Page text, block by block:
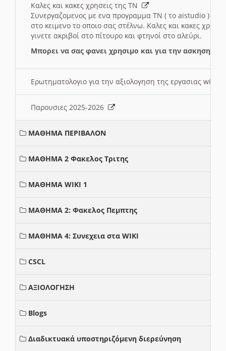
Καλες και κακες χρησεις της ΤΝ
Συνεργαζομενος με ενα προγραμμα ΤΝ ( το aistudio ) και
στο κειμενο το οποιο σας στέλνω. Καλες και κακες
γινετε ακριβοί στο πίτουρο και φτηνοί στο αλεύρι.
Μπορει να σας φανει χρησιμο και για την ασκηση
Ερωτηματολογιο για την αξιολογηση της εργασιας wiki
Παρουσιες 2025-2026
ΜΑΘΗΜΑ ΠΕΡΙΒΑΛΟΝ
ΜΑΘΗΜΑ 2 Φακελος Τριτης
ΜΑΘΗΜΑ WIKI 1
ΜΑΘΗΜΑ 2: Φακελος Πεμπτης
ΜΑΘΗΜΑ 4: Συνεχεια στα WIKI
CSCL
ΑΞΙΟΛΟΓΗΣΗ
Blogs
Διαδικτυακά υποστηριζόμενη διερεύνηση